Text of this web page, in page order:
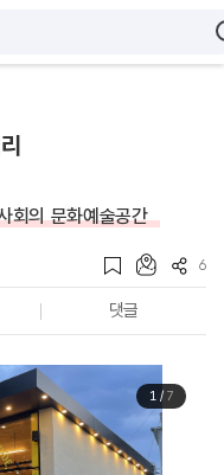
회의 문화예술공간
6
댓글
1/ 7